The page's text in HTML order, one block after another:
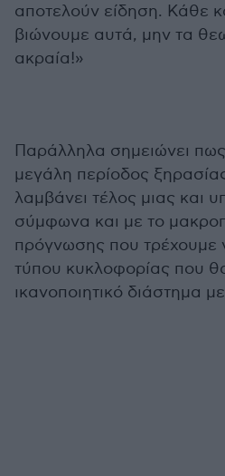
αποτελούν είδηση. Κάθε
βιώνουμε αυτά, μην τα
ακραία!»
Παράλληλα σημειώνει
μεγάλη περίοδος
λαμβάνει τέλος μιας και
σύμφωνα και με το
πρόγνωσης που τρέχουμε
τύπου κυκλοφορίας που
ικανοποιητικό διάστημα